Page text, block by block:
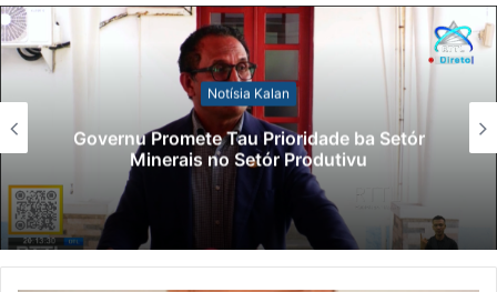
Notísia Kalan
Governu Promete Tau Prioridade ba Setór
Minerais no Setór Produtivu